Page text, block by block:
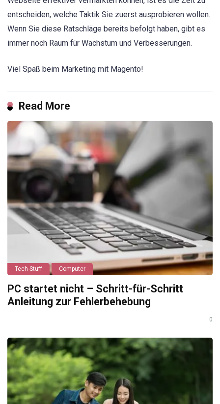
entscheiden, welche Taktik Sie zuerst ausprobieren wollen.
Wenn Sie diese Ratschläge bereits befolgt haben, gibt es
immer noch Raum für Wachstum und Verbesserungen.
Viel Spaß beim Marketing mit Magento!
Read More
Tech Stuff Computer
PC startet nicht – Schritt-für-Schritt
Anleitung zur Fehlerbehebung
0